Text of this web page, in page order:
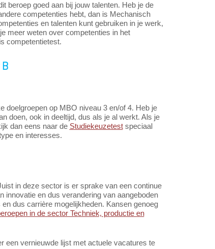
beroep goed aan bij jouw talenten. Heb je de
competenties hebt, dan is Mechanisch
en talenten kunt gebruiken in je werk,
meer weten over competenties in het
competentietest.
doelgroepen op MBO niveau 3 en/of 4. Heb je
doen, ook in deeltijd, dus als je al werkt. Als je
dan eens naar de Studiekeuzetestspeciaal
en interesses.
in deze sector is er sprake van een continue
innovatie en dus verandering van aangeboden
dus carrière mogelijkheden. Kansen genoeg
in de sector Techniek, productie en
een vernieuwde lijst met actuele vacatures te